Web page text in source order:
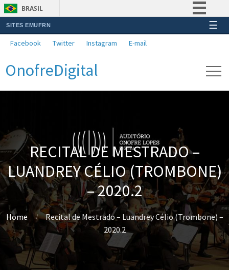
BRASIL
Simplifique!
Acesso à informação
SITES EMUFRN ☰
Facebook Twitter Instagram E-mail
OnofreDigital
RECITAL DE MESTRADO –
LUANDREY CÉLIO (TROMBONE)
– 2020.2
Home
Recital de Mestrado – Luandrey Célio (Trombone) –
2020.2